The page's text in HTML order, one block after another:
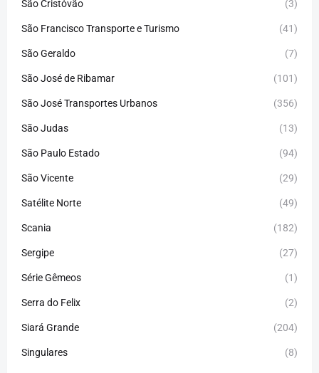
São Cristóvão (3)
São Francisco Transporte e Turismo (41)
São Geraldo (7)
São José de Ribamar (101)
São José Transportes Urbanos (356)
São Judas (13)
São Paulo Estado (94)
São Vicente (29)
Satélite Norte (49)
Scania (182)
Sergipe (27)
Série Gêmeos (1)
Serra do Felix (2)
Siará Grande (204)
Singulares (8)